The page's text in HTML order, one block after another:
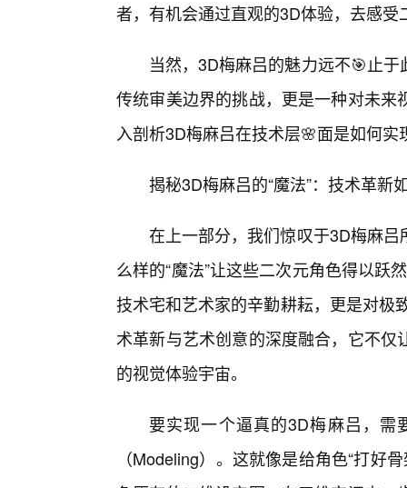
者，有机会通过直观的3D体验，去感
当然，3D梅麻吕的魅力远不🎯止
传统审美边界的挑战，更是一种对未
入剖析3D梅麻吕在技术层🌸面是如何
揭秘3D梅麻吕的“魔法”：技术革新
在上一部分，我们惊叹于3D梅麻
么样的“魔法”让这些二次元角色得以跃
技术宅和艺术家的辛勤耕耘，更是对极
术革新与艺术创意的深度融合，它不
的视觉体验宇宙。
要实现一个逼真的3D梅麻吕，
（Modeling）。这就像是给角色“打好